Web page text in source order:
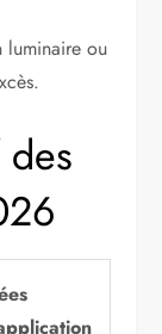
luminaire ou